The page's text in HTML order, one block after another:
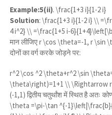
Example:5(ii).\frac{1+3 i}{1-2 i}
Solution:\frac{1+3 i}{1-2 i} \\
4 i^2} \\ =\frac{1+5 i-
मान लीजिएr \cos \theta=-1, r \sin
दोनों का वर्ग करके जोड़ने पर:
r^2 \cos ^2 \theta+r^2 \sin
\theta\right)=1+1 \\ \Rightarrow
(-1,1) द्वितीय चतुर्थांश में स्थित है अतः
\theta =\pi-\tan ^{-